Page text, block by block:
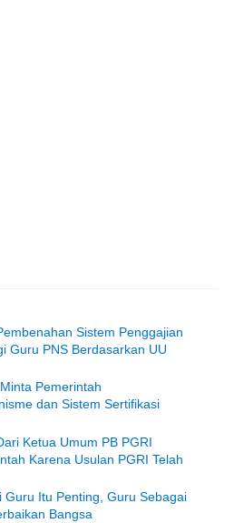
Sistem Penggajian
Guru PNS Berdasarkan UU
Pemerintah
dan Sistem Sertifikasi
Ketua Umum PB PGRI
Karena Usulan PGRI Telah
Guru Itu Penting, Guru Sebagai
Bangsa